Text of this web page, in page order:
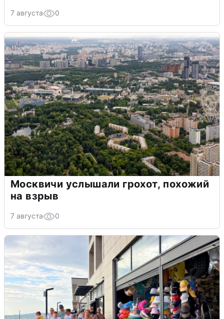
7 августа 0
Москвичи услышали грохот, похожий
на взрыв
7 августа 0